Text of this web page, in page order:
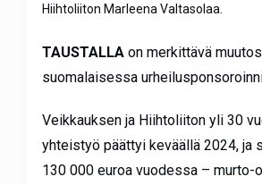
Hiihtoliiton Marleena Valtasolaa.
TAUSTALLAon merkittävä muutos
suomalaisessa
Veikkauksen ja Hiihtoliiton yli 30
yhteistyö päättyi keväällä 2024, ja
130 000 euroa vuodessa – murto-